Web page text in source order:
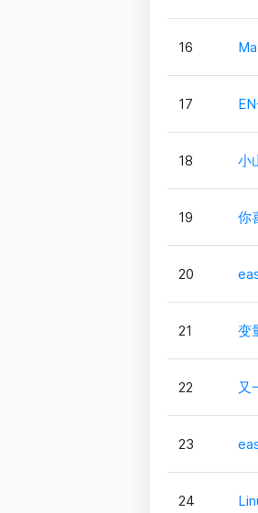
16
17
18 小
19 你
20
21 变
22 又
23
24